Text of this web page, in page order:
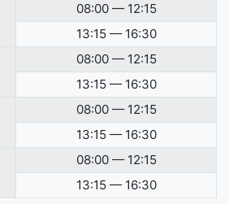
08:00 — 12:15
13:15 — 16:30
08:00 — 12:15
13:15 — 16:30
08:00 — 12:15
13:15 — 16:30
08:00 — 12:15
13:15 — 16:30